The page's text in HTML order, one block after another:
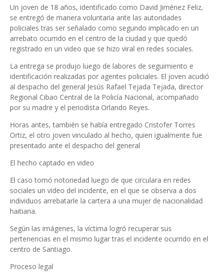
Un joven de 18 años, identificado como David Jiménez Feliz,
se entregó de manera voluntaria ante las autoridades
policiales tras ser señalado como segundo implicado en un
arrebato ocurrido en el centro de la ciudad y que quedó
registrado en un video que se hizo viral en redes sociales.
La entrega se produjo luego de labores de seguimiento e
identificación realizadas por agentes policiales. El joven acudió
al despacho del general Jesús Rafael Tejada Tejada, director
Regional Cibao Central de la Policía Nacional, acompañado
por su madre y el periodista Orlando Reyes.
Horas antes, también se había entregado Cristofer Torres
Ortiz, el otro joven vinculado al hecho, quien igualmente fue
presentado ante el despacho del general
El hecho captado en video
El caso tomó notoriedad luego de que circulara en redes
sociales un video del incidente, en el que se observa a dos
individuos arrebatarle la cartera a una mujer de nacionalidad
haitiana.
Según las imágenes, la víctima logró recuperar sus
pertenencias en el mismo lugar tras el incidente ocurrido en el
centro de Santiago.
Proceso legal